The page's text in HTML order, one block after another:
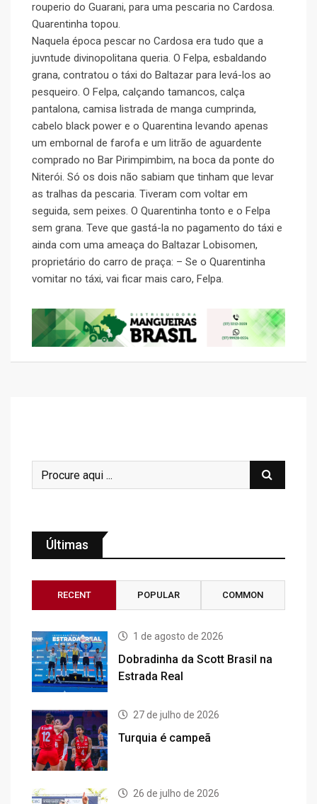
rouperio do Guarani, para uma pescaria no Cardosa.
Quarentinha topou.
Naquela época pescar no Cardosa era tudo que a
juvntude divinopolitana queria. O Felpa, esbaldando
grana, contratou o táxi do Baltazar para levá-los ao
pesqueiro. O Felpa, calçando tamancos, calça
pantalona, camisa listrada de manga cumprinda,
cabelo black power e o Quarentina levando apenas
um embornal de farofa e um litrão de aguardente
comprado no Bar Pirimpimbim, na boca da ponte do
Niterói. Só os dois não sabiam que tinham que levar
as tralhas da pescaria. Tiveram com voltar em
seguida, sem peixes. O Quarentinha tonto e o Felpa
sem grana. Teve que gastá-la no pagamento do táxi e
ainda com uma ameaça do Baltazar Lobisomen,
proprietário do carro de praça: – Se o Quarentinha
vomitar no táxi, vai ficar mais caro, Felpa.
Últimas
RECENT POPULAR COMMON
1 de agosto de 2026
Dobradinha da Scott Brasil na
Estrada Real
27 de julho de 2026
Turquia é campeã
26 de julho de 2026